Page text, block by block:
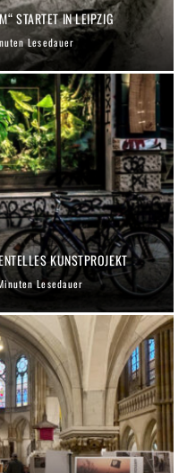
STARTET IN LEIPZIG
Lesedauer
KUNSTPROJEKT
Lesedauer